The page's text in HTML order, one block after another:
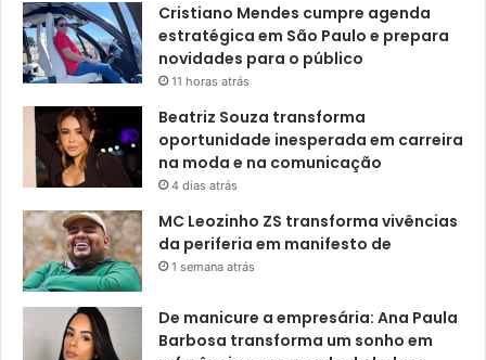
Cristiano Mendes cumpre agenda
estratégica em São Paulo e prepara
novidades para o público
11 horas atrás
Beatriz Souza transforma
oportunidade inesperada em carreira
na moda e na comunicação
4 dias atrás
MC Leozinho ZS transforma vivências
da periferia em manifesto de
1 semana atrás
De manicure a empresária: Ana Paula
Barbosa transforma um sonho em